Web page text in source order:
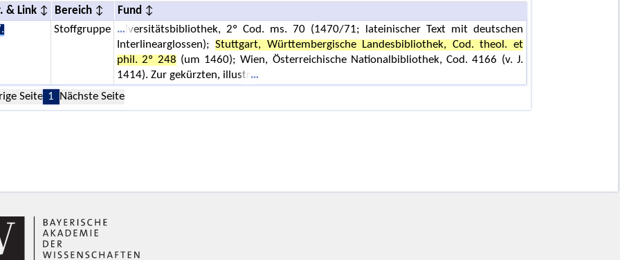
& Link Bereich
Fund
Stoffgruppe
iversitätsbibliothek, 2º Cod. ms. 70 (1470/71; lateinischer Text mit deutschen
Interlinearglossen);Stuttgart, Württembergische Landesbibliothek, Cod. theol. et
phil. 2º 248 (um 1460); Wien, Österreichische Nationalbibliothek, Cod. 4166 (v. J.
1414). Zur gekürzten, illustr
Seite 1 Nächste Seite